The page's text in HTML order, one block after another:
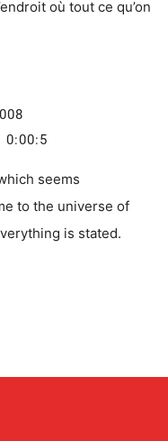
où tout ce qu’on
0:00:5
seems
to the universe of
is stated.